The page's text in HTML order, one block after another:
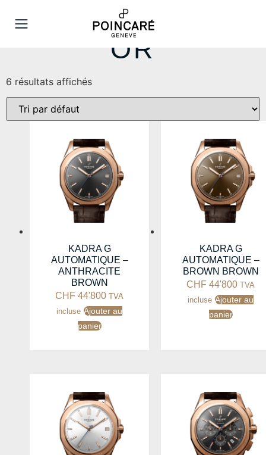
OR
6 résultats affichés
KADRA G
AUTOMATIQUE –
ANTHRACITE
BROWN
CHF 44'800 TVA
incluse Ajouter au
panier
KADRA G
AUTOMATIQUE –
BROWN BROWN
CHF 44'800 TVA
incluse Ajouter au
panier